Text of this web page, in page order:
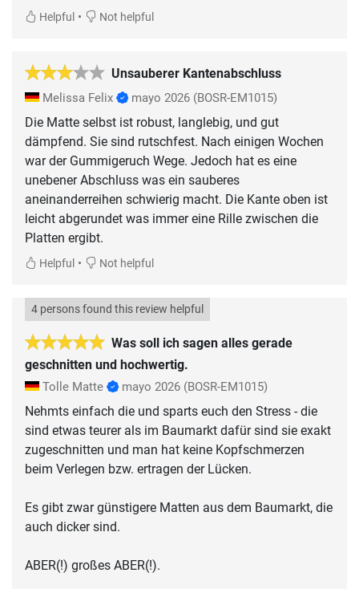
Helpful • Not helpful
Unsauberer Kantenabschluss
Melissa Felix mayo 2026 (BOSR-EM1015)
Die Matte selbst ist robust, langlebig, und gut
dämpfend. Sie sind rutschfest. Nach einigen Wochen
war der Gummigeruch Wege. Jedoch hat es eine
unebener Abschluss was ein sauberes
aneinanderreihen schwierig macht. Die Kante oben ist
leicht abgerundet was immer eine Rille zwischen die
Platten ergibt.
Helpful • Not helpful
Was soll ich sagen alles gerade
geschnitten und hochwertig.
4 persons found this review helpful
Tolle Matte mayo 2026 (BOSR-EM1015)
Nehmts einfach die und sparts euch den Stress - die
sind etwas teurer als im Baumarkt dafür sind sie exakt
zugeschnitten und man hat keine Kopfschmerzen
beim Verlegen bzw. ertragen der Lücken.
Es gibt zwar günstigere Matten aus dem Baumarkt, die
auch dicker sind.
ABER(!) großes ABER(!).